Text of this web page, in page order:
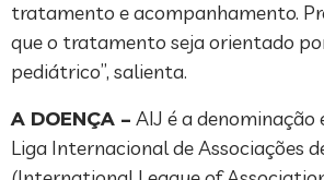
tratamento e acompanhamento.
que o tratamento seja orientado
pediátrico”, salienta.
A DOENÇA – AIJ é a denominação
Liga Internacional de Associações